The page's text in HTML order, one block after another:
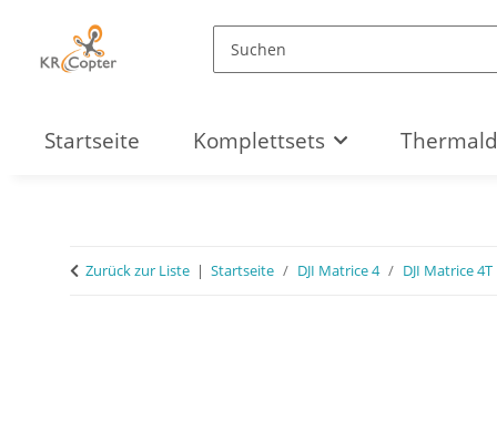
Startseite Komplettsets
Zurück zur Liste Startseite DJI Matrice 4 DJI Matrice 4T